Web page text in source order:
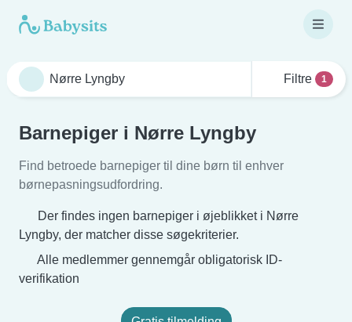
Filtre 1
Barnepiger i Nørre Lyngby
Find betroede barnepiger til dine børn til enhver
børnepasningsudfordring.
Der findes ingen barnepiger i øjeblikket i Nørre
Lyngby, der matcher disse søgekriterier.
Alle medlemmer gennemgår obligatorisk ID-
verifikation